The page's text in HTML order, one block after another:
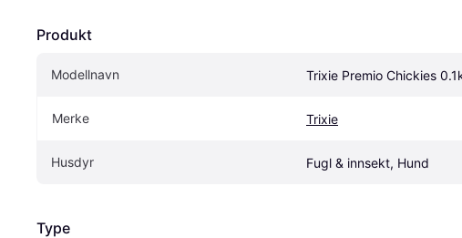
Produkt
Modellnavn Trixie Premio Chickies
Merke Trixie
Husdyr Fugl & innsekt, Hund
Type